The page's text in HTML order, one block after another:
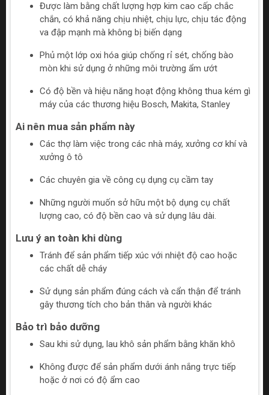
Được làm bằng chất lượng hợp kim cao cấp chắc
chắn, có khả năng chịu nhiệt, chịu lực, chịu tác động
va đập mạnh mà không bị biến dạng
Phủ một lớp oxi hóa giúp chống rỉ sét, chống bào
mòn khi sử dụng ở những môi trường ẩm ướt
Có độ bền và hiệu năng hoạt động không thua kém gì
máy của các thương hiệu Bosch, Makita, Stanley
Ai nên mua sản phẩm này
Các thợ làm việc trong các nhà máy, xưởng cơ khí và
xưởng ô tô
Các chuyên gia về công cụ dụng cụ cầm tay
Những người muốn sở hữu một bộ dụng cụ chất
lượng cao, có độ bền cao và sử dụng lâu dài.
Lưu ý an toàn khi dùng
Tránh để sản phẩm tiếp xúc với nhiệt độ cao hoặc
các chất dễ cháy
Sử dụng sản phẩm đúng cách và cẩn thận để tránh
gây thương tích cho bản thân và người khác
Bảo trì bảo dưỡng
Sau khi sử dụng, lau khô sản phẩm bằng khăn khô
Không được để sản phẩm dưới ánh nắng trực tiếp
hoặc ở nơi có độ ẩm cao